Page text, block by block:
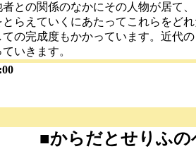
との関係のなかにその人物が居て
らえていくにあたってこれらをど
ての完成度もかかっています。近代
いきます。
■からだとせりふ